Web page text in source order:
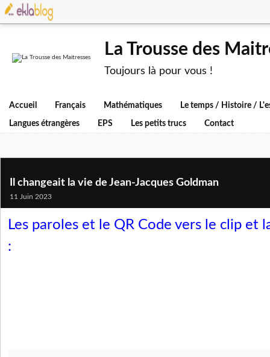
La Trousse des
Toujours là pour vous !
Accueil Français Mathématiques Le temps / Histoire /
Langues étrangères EPS Les petits trucs Contact
Il changeait la vie de Jean-Jacques Goldman
11 Juin 2023
Les paroles et le QR Code vers le clip et
: